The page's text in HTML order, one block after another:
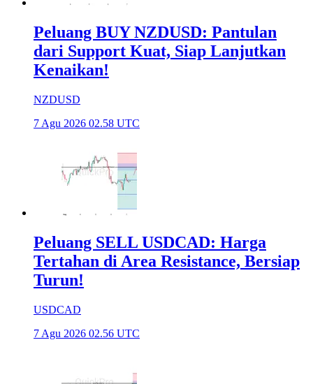
Peluang BUY NZDUSD: Pantulan
dari Support Kuat, Siap Lanjutkan
Kenaikan!
NZDUSD
7 Agu 2026 02.58 UTC
Peluang SELL USDCAD: Harga
Tertahan di Area Resistance, Bersiap
Turun!
USDCAD
7 Agu 2026 02.56 UTC